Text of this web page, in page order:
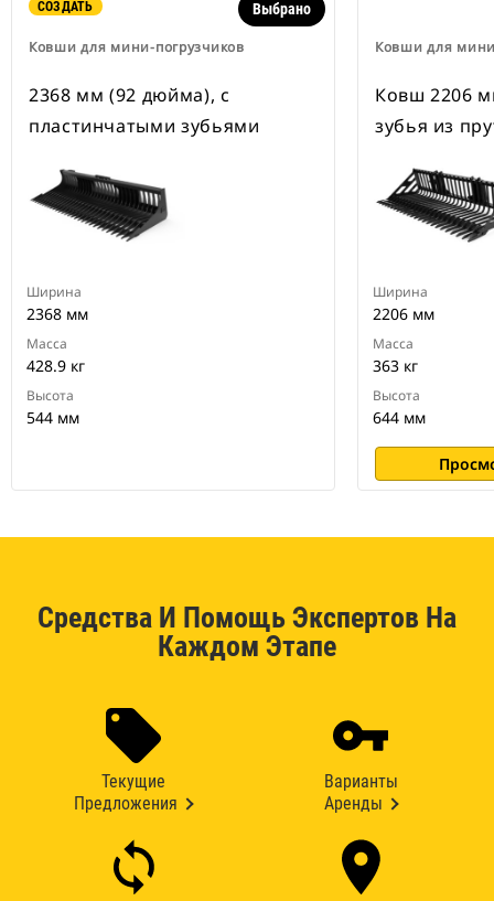
СОЗДАТЬ
Ковши для мини-погрузчиков
Выбрано
2368 мм (92 дюйма), с
пластинчатыми зубьями
Ширина
2368 мм
Масса
428.9 кг
Высота
544 мм
Ковши для
Ковш 2206
зубья из
Ширина
2206 мм
Масса
363 кг
Высота
644 мм
Средства И Помощь Экспертов На
Каждом Этапе
Текущие
Предложения
Варианты
Аренды